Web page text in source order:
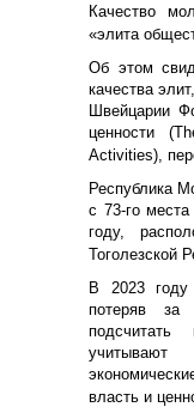
Качество
«элита
Об этом
качества
Швейцарии
ценности
Activities),
Республика
с 73-го
году,
Тоголезской
В 2023 году
потеряв
подсчитать
учитывают
власть и